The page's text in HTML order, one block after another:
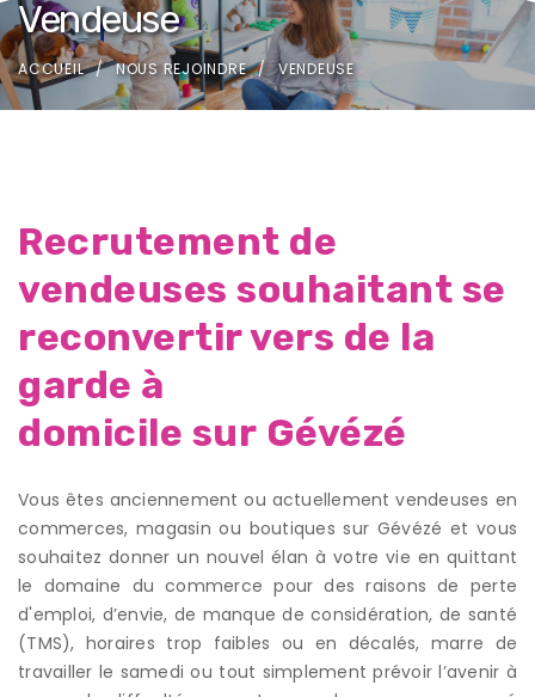
Vendeuse
ACCUEIL NOUS REJOINDRE VENDEUSE
Recrutement de
vendeuses souhaitant se
reconvertir vers de la
garde à
domicile sur Gévézé
Vous êtes anciennement ou actuellement vendeuses en
commerces, magasin ou boutiques sur Gévézé et vous
souhaitez donner un nouvel élan à votre vie en quittant
le domaine du commerce pour des raisons de perte
d'emploi, d’envie, de manque de considération, de santé
(TMS), horaires trop faibles ou en décalés, marre de
travailler le samedi ou tout simplement prévoir l’avenir à